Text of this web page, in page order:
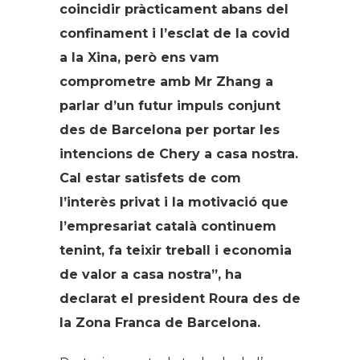
coincidir pràcticament abans del
confinament i l’esclat de la covid
a la Xina, però ens vam
comprometre amb Mr Zhang a
parlar d’un futur impuls conjunt
des de Barcelona per portar les
intencions de Chery a casa nostra.
Cal estar satisfets de com
l’interès privat i la motivació que
l’empresariat català continuem
tenint, fa teixir treball i economia
de valor a casa nostra”, ha
declarat el president Roura des de
la Zona Franca de Barcelona.